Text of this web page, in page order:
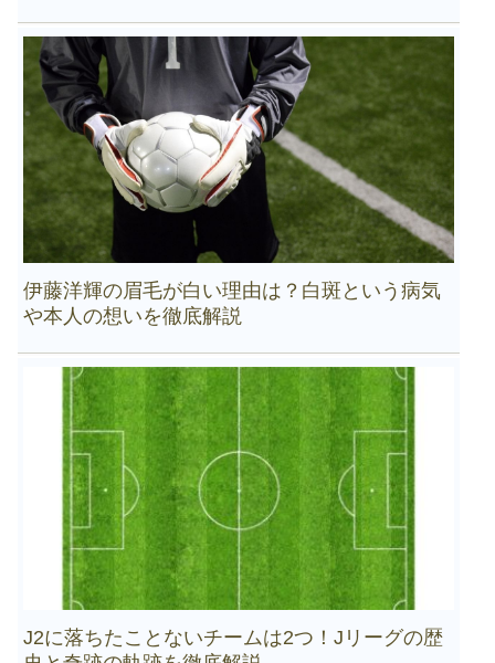
伊藤洋輝の眉毛が白い理由は？白斑という病気
や本人の想いを徹底解説
J2に落ちたことないチームは2つ！Jリーグの歴